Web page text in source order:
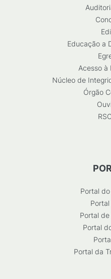
Educação a
Acesso à
Núcleo de
Órgão
Portal
Portal
Portal
Portal da